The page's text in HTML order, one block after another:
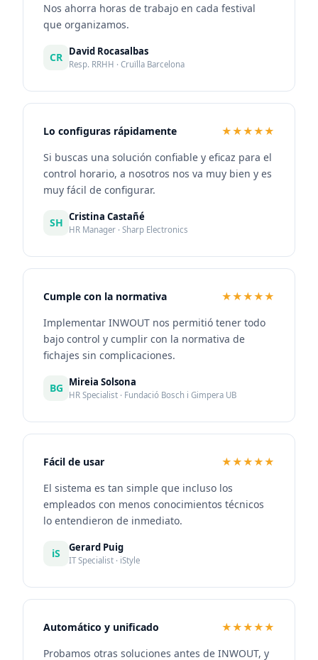
Nos ahorra horas de trabajo en cada festival
que organizamos.
CR David Rocasalbas
Resp. RRHH · Cruïlla Barcelona
Lo configuras rápidamente
★★★★★
Si buscas una solución confiable y eficaz para el
control horario, a nosotros nos va muy bien y es
muy fácil de configurar.
SH Cristina Castañé
HR Manager · Sharp Electronics
Cumple con la normativa
★★★★★
Implementar INWOUT nos permitió tener todo
bajo control y cumplir con la normativa de
fichajes sin complicaciones.
BG Mireia Solsona
HR Specialist · Fundació Bosch i Gimpera UB
Fácil de usar
★★★★★
El sistema es tan simple que incluso los
empleados con menos conocimientos técnicos
lo entendieron de inmediato.
iS Gerard Puig
IT Specialist · iStyle
Automático y unificado
★★★★★
Probamos otras soluciones antes de INWOUT, y